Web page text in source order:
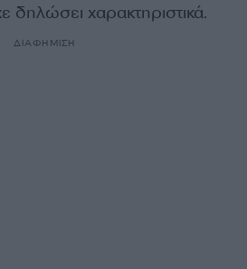
δηλώσει χαρακτηριστικά.
ΔΙΑΦΗΜΙΣΗ